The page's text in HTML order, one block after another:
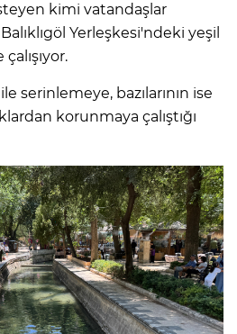
kimi vatandaşlar
Yerleşkesi'ndeki yeşil
serinlemeye, bazılarının ise
korunmaya çalıştığı